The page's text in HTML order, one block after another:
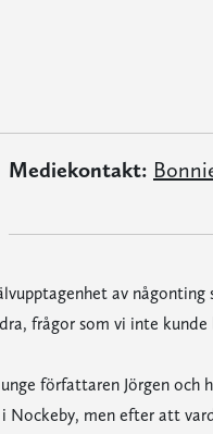
Mediekontakt:
av
frågor som vi inte kunde
författaren Jörgen och
men efter att